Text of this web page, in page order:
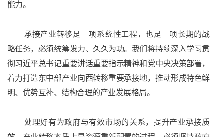
能力。
承接产业转移是一项系统性工程，也是一项长期的战
略任务，必须统筹发力、久久为功。我们将持续深入学习贯
彻习近平总书记重要讲话重要指示精神和党中央决策部署，
着力打造东中部产业向西转移重要承接地，推动形成特色鲜
明、优势互补、结构合理的产业发展格局。
处理好有为政府与有效市场的关系，提升产业承接质